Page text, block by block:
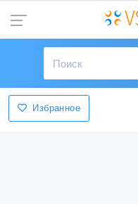
Избранное